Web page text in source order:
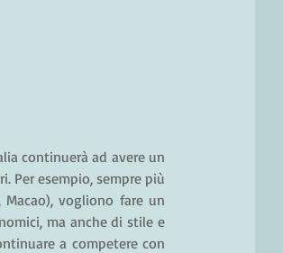
continuerà ad avere un
Per esempio, sempre più
Macao), vogliono fare un
ma anche di stile e
a competere con